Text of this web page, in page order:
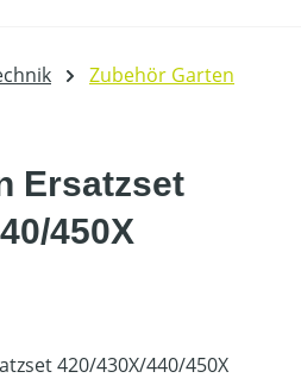
Zubehör Garten
Ersatzset
450X